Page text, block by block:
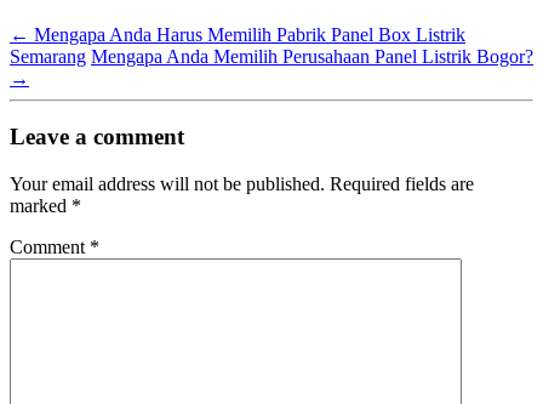
← Mengapa Anda Harus Memilih Pabrik Panel Box Listrik
Semarang Mengapa Anda Memilih Perusahaan Panel Listrik Bogor?
→
Leave a comment
Your email address will not be published. Required fields are
marked *
Comment *